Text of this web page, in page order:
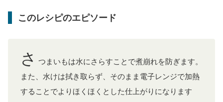
妊婦健診・血圧が気になる（初期）
乾癬
低栄養予防 貧血対策 ニキビ・肌荒れ
妊活中
このレシピのエピソード
さ
つまいもは水にさらすことで煮崩れを防ぎます。
また、水けは拭き取らず、そのまま電子レンジで加熱
することでよりほくほくとした仕上がりになります